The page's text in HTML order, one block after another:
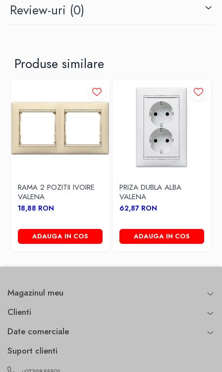
Review-uri (0)
Produse similare
RAMA 2 POZITII IVOIRE
VALENA
18,88 RON
ADAUGA IN COS
PRIZA DUBLA ALBA
VALENA
62,87 RON
ADAUGA IN COS
Magazinul meu
Clienti
Date comerciale
Suport clienti